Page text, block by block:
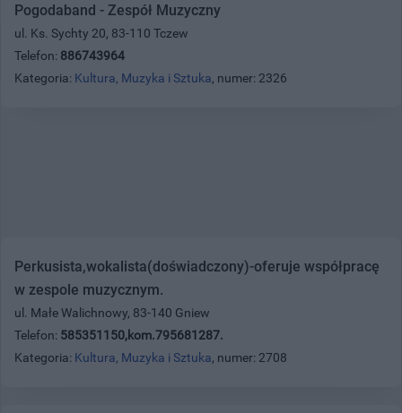
Pogodaband - Zespół Muzyczny
ul. Ks. Sychty 20, 83-110 Tczew
Telefon: 886743964
Kategoria: Kultura, Muzyka i Sztuka, numer: 2326
Perkusista,wokalista(doświadczony)-oferuje współpracę
w zespole muzycznym.
ul. Małe Walichnowy, 83-140 Gniew
Telefon: 585351150,kom.795681287.
Kategoria: Kultura, Muzyka i Sztuka, numer: 2708